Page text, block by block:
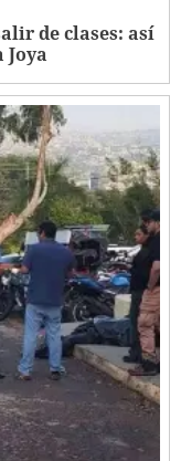
de clases: así